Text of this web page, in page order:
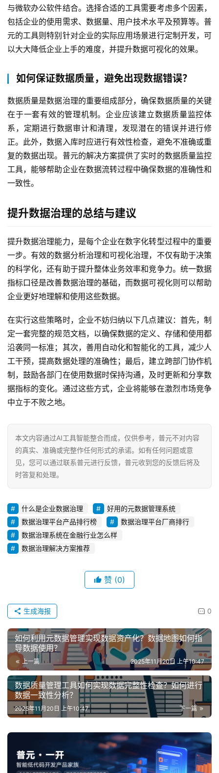
与微软办公软件结合。选择合适的工具需要考虑多个因素，
包括企业的使用需求、数据量、用户技术水平及预算等。普
元的工具则特别针对企业的实际应用场景进行定制开发，可
以大大降低企业上手的难度，并提升数据可视化的效果。
如何保证数据质量，避免出现数据错误？
数据质量是数据治理的重要组成部分，确保数据质量的关键
在于一套有效的管理机制。企业应该建立数据质量监控体
系，定期进行数据审计和清理，发现潜在的错误并进行修
正。此外，数据入库时应进行有效性检查，避免不准确或重
复的数据出现。普元的解决方案提供了实时的数据质量监控
工具，能够帮助企业在数据流转过程中确保数据的准确性和
一致性。
提升数据治理的总结与建议
提升数据治理能力，是每个企业在数字化转型过程中的重要
一步。有效的数据分析治理和可视化治理，不仅有助于决策
的科学化，还有助于提升整体业务效率和竞争力。统一数据
指标口径是改善数据治理的基础，而数据可视化则可以帮助
企业更好地理解和使用这些数据。
在实行这些策略时，企业不妨归纳以下几点建议：首先，制
定一套完整的规范文档，以确保数据的定义、存储和使用都
沿袭同一标准；其次，善用自动化和智能化的工具，减少人
工干预，提高数据处理的准确性；最后，建立跨部门协作机
制，鼓励各部门在使用数据时保持沟通，及时更新和分享数
据指标的变化。通过这些方式，企业将能够在激烈市场竞争
中立于不败之地。
本文内容通过AI工具智能整合而成，仅供参考，普元不对内容
的真实、准确或完整作任何形式的承诺。如有任何问题或意
见，您可以通过联系普元进行反馈，普元收到您的反馈后将及
时答复和处理。
什么是企业数据治理
好用的元数据管理系统
数据治理平台产品排行榜
数据治理平台厂商排行
数据治理系统在金融行业怎么样
数据治理解决方案推荐
赞 (0)
0
生成海报
如何利用元数据管理实现数据资产化？数据地图如何指
导数据使用？
上一篇 2025年11月20日 上午10:47
数据质量管理工具如何实现数据完整性检查？如何进行
数据一致性分析？
下一篇
2025年11月20日 上午10:47